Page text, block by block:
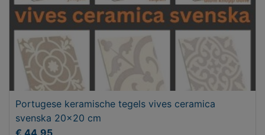
Portugese keramische tegels vives ceramica
svenska 20x20 cm
€ 44,95